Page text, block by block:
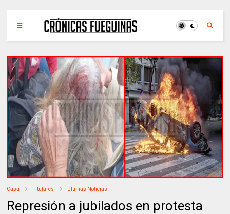
Casa Titulares Ultimas Noticias
Represión a jubilados en protesta